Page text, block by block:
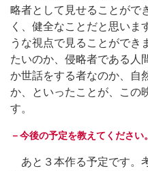
略者として見せることがで
く、健全なことだと思いま
うな視点で見ることができ
たいのか、侵略者である人
か世話をする者なのか、自
か、といったことが、この
す。
－今後の予定を教えてください。
あと３本作る予定です。